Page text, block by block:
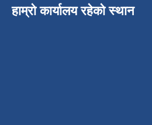
हाम्रो कार्यालय रहेको स्थान